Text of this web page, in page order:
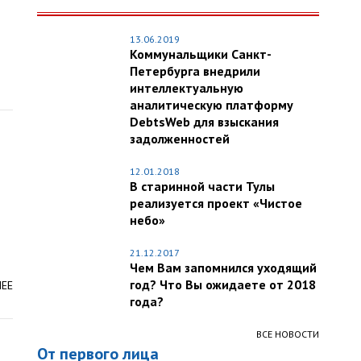
13.06.2019
Коммунальщики Санкт-
Петербурга внедрили
интеллектуальную
аналитическую платформу
DebtsWeb для взыскания
задолженностей
12.01.2018
В старинной части Тулы
реализуется проект «Чистое
небо»
21.12.2017
Чем Вам запомнился уходящий
год? Что Вы ожидаете от 2018
года?
ВСЕ НОВОСТИ
От первого лица